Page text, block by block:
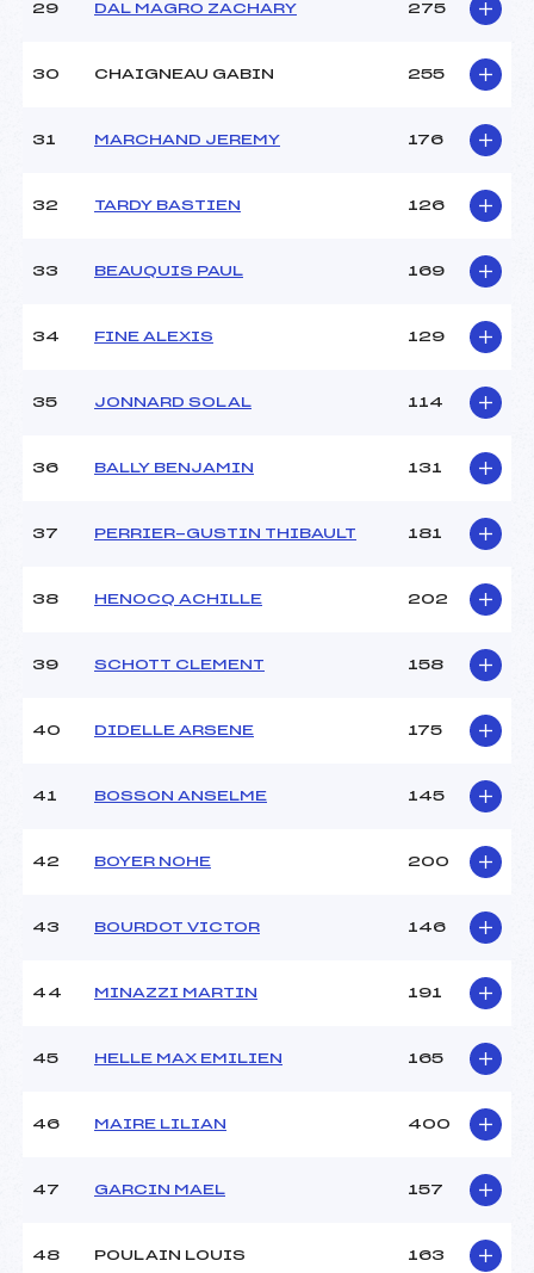
29 DAL MAGRO ZACHARY 275
30 CHAIGNEAU GABIN 255
31 MARCHAND JEREMY 176
32 TARDY BASTIEN 126
33 BEAUQUIS PAUL 169
34 FINE ALEXIS 129
35 JONNARD SOLAL 114
36 BALLY BENJAMIN 131
37 PERRIER-GUSTIN THIBAULT 181
38 HENOCQ ACHILLE 202
39 SCHOTT CLEMENT 158
40 DIDELLE ARSENE 175
41 BOSSON ANSELME 145
42 BOYER NOHE 200
43 BOURDOT VICTOR 146
44 MINAZZI MARTIN 191
45 HELLE MAX EMILIEN 165
46 MAIRE LILIAN 400
47 GARCIN MAEL 157
48 POULAIN LOUIS 163